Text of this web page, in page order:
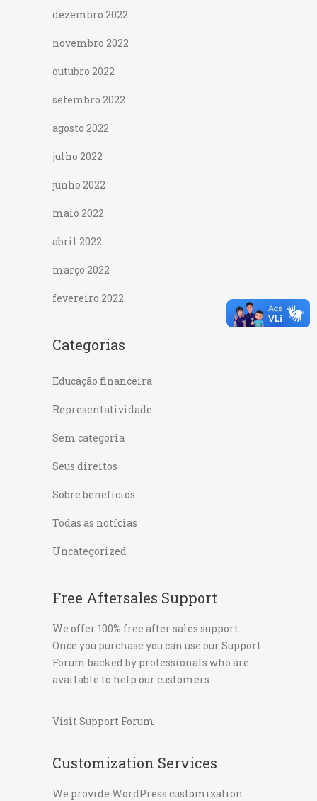
dezembro 2022
novembro 2022
outubro 2022
setembro 2022
agosto 2022
julho 2022
junho 2022
maio 2022
abril 2022
março 2022
fevereiro 2022
Categorias
Educação financeira
Representatividade
Sem categoria
Seus direitos
Sobre benefícios
Todas as notícias
Uncategorized
Free Aftersales Support
We offer 100% free after sales support.
Once you purchase you can use ourSupport
Forumbacked by professionals who are
available to help our customers.
Visit Support Forum
Customization Services
We provide WordPress customization